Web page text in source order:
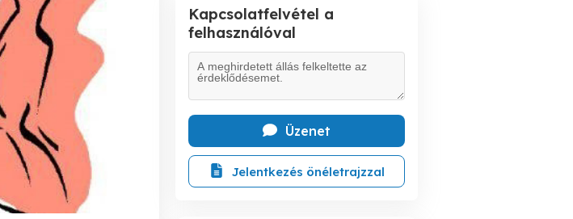
Kapcsolatfelvétel a
felhasználóval
Üzenet
Jelentkezés önéletrajzzal